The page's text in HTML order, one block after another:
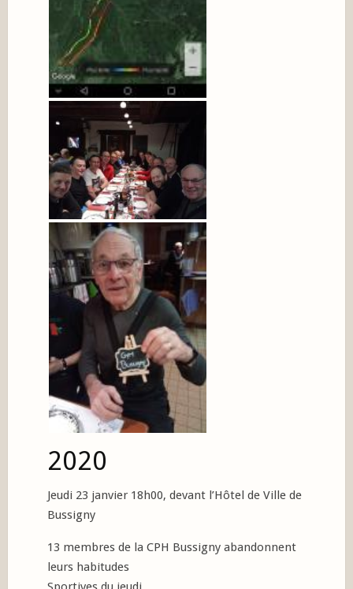
2020
Jeudi 23 janvier 18h00, devant l’Hôtel de Ville de
Bussigny
13 membres de la CPH Bussigny abandonnent
leurs habitudes